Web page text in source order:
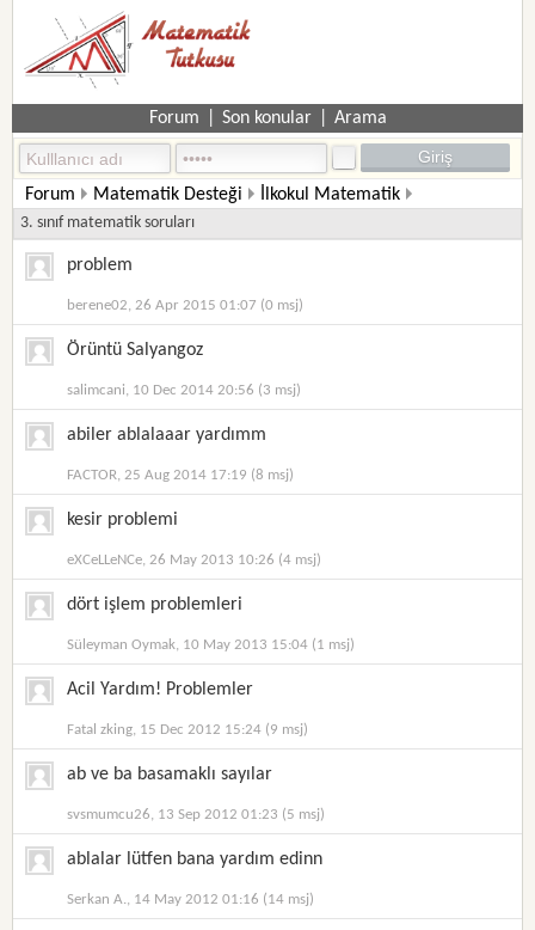
Forum Son konular Arama
Forum Matematik Desteği İlkokul Matematik
3. sınıf matematik soruları
problem
berene02, 26 Apr 2015 01:07 (0 msj)
Örüntü Salyangoz
salimcani, 10 Dec 2014 20:56 (3 msj)
abiler ablalaaar yardımm
FACTOR, 25 Aug 2014 17:19 (8 msj)
kesir problemi
eXCeLLeNCe, 26 May 2013 10:26 (4 msj)
dört işlem problemleri
Süleyman Oymak, 10 May 2013 15:04 (1 msj)
Acil Yardım! Problemler
Fatal zking, 15 Dec 2012 15:24 (9 msj)
ab ve ba basamaklı sayılar
svsmumcu26, 13 Sep 2012 01:23 (5 msj)
ablalar lütfen bana yardım edinn
Serkan A., 14 May 2012 01:16 (14 msj)